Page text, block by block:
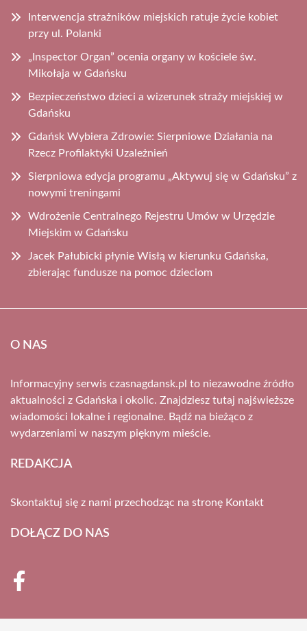
Interwencja strażników miejskich ratuje życie kobiet
przy ul. Polanki
„Inspector Organ” ocenia organy w kościele św.
Mikołaja w Gdańsku
Bezpieczeństwo dzieci a wizerunek straży miejskiej w
Gdańsku
Gdańsk Wybiera Zdrowie: Sierpniowe Działania na
Rzecz Profilaktyki Uzależnień
Sierpniowa edycja programu „Aktywuj się w Gdańsku” z
nowymi treningami
Wdrożenie Centralnego Rejestru Umów w Urzędzie
Miejskim w Gdańsku
Jacek Pałubicki płynie Wisłą w kierunku Gdańska,
zbierając fundusze na pomoc dzieciom
O NAS
Informacyjny serwis czasnagdansk.pl to niezawodne źródło
aktualności z Gdańska i okolic. Znajdziesz tutaj najświeższe
wiadomości lokalne i regionalne. Bądź na bieżąco z
wydarzeniami w naszym pięknym mieście.
REDAKCJA
Skontaktuj się z nami przechodząc na stronę Kontakt
DOŁĄCZ DO NAS